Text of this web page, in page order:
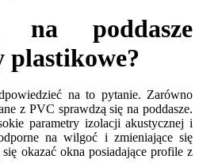
na poddasze
plastikowe?
na to pytanie. Zarówno
z PVC sprawdzą się na poddasze.
parametry izolacji akustycznej i
na wilgoć i zmieniające się
okazać okna posiadające profile z